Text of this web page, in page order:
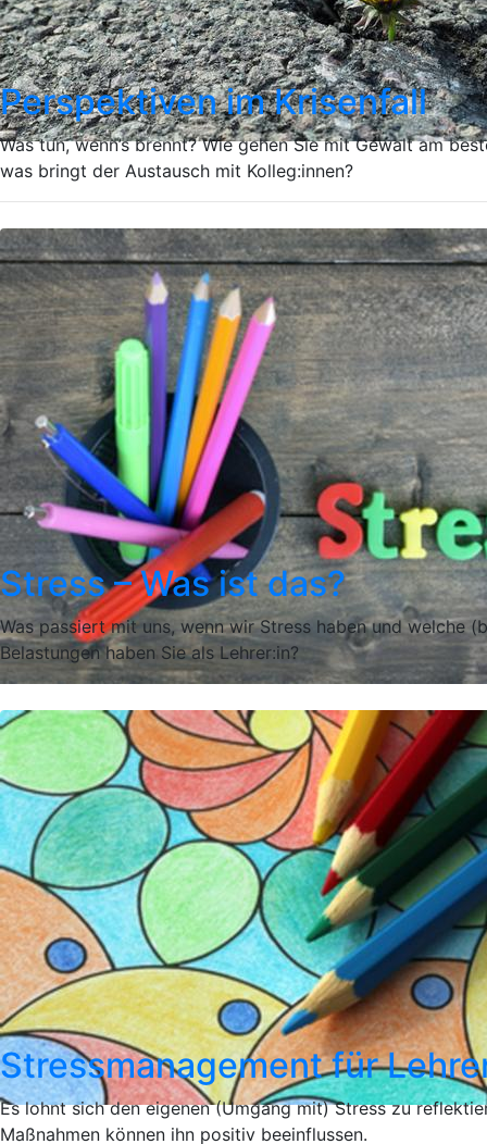
Perspektiven im Krisenfall
Was tun, wenn’s brennt? Wie gehen Sie mit Gewalt am
was bringt der Austausch mit Kolleg:innen?
Stress – Was ist das?
Was passiert mit uns, wenn wir Stress haben und welche
Belastungen haben Sie als Lehrer:in?
Stressmanagement für
Es lohnt sich den eigenen (Umgang mit) Stress zu
Maßnahmen können ihn positiv beeinflussen.